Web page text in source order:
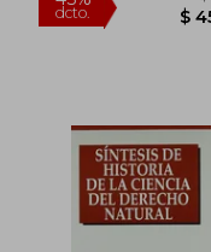
45%
dcto.